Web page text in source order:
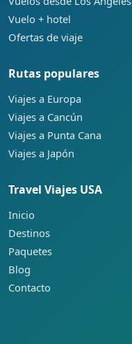
Vuelo + hotel
Ofertas de viaje
Rutas populares
Viajes a Europa
Viajes a Cancún
Viajes a Punta Cana
Viajes a Japón
Travel Viajes USA
Inicio
Destinos
Paquetes
Blog
Contacto